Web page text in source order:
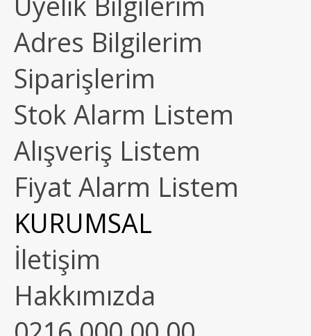
Adres Bilgilerim
Siparişlerim
Stok Alarm Listem
Alışveriş Listem
Fiyat Alarm Listem
KURUMSAL
İletişim
Hakkımızda